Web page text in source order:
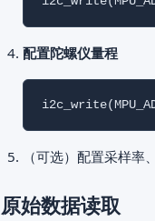
配置陀螺仪量程
（可选）配置采样率
原始数据读取